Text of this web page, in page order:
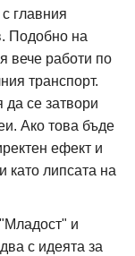
главния
Подобно на
вече работи по
транспорт.
се затвори
Ако това бъде
ефект и
като липсата на
и
с идеята за